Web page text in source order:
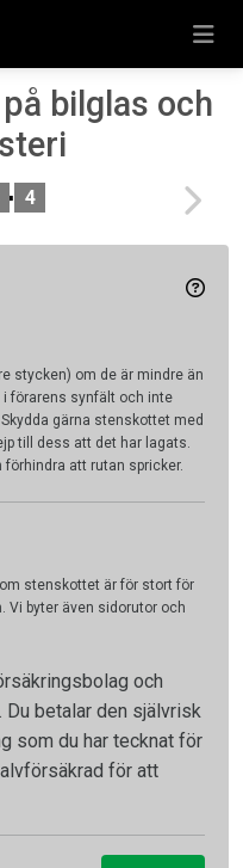
bilglas och
4
stycken) om de är mindre än
i förarens synfält och inte
gärna stenskottet med
till dess att det har lagats.
förhindra att rutan spricker.
stenskottet är för stort för
Vi byter även sidorutor och
och
Du betalar den självrisk
som du har tecknat för
för att